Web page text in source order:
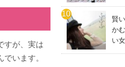
すが、実は
います。
賢
か
い